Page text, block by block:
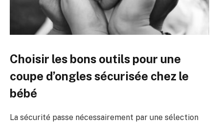
Choisir les bons outils pour une
coupe d’ongles sécurisée chez le
bébé
La sécurité passe nécessairement par une sélection